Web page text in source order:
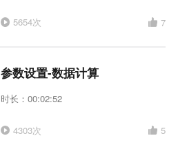
5654次 7
参数设置-数据计算
时长：00:02:52
4303次 5